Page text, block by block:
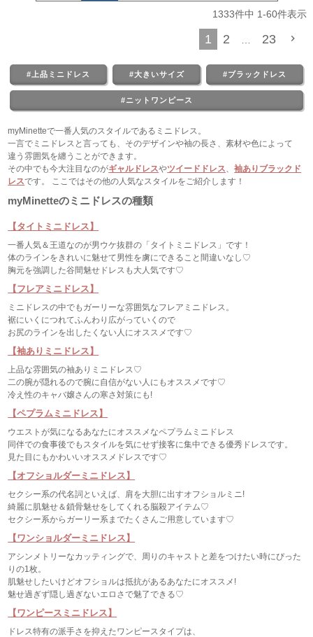
1333件中 1-60件表示
1 2 … 23
#上品ミニドレス #大きいサイズ #ブラックドレス
#ニットワンピース
myMinetteで一番人気のスタイルであるミニドレス。
一言でミニドレスと言っても、そのデザインや袖の長さ、素材や色によって
違う雰囲気を纏うことができます。
その中でも今大注目なのがギャルドレスやツイードドレス 、袖ありブラックド
レスです。 ここではその他の人気なスタイルをご紹介します！
myMinetteのミニドレスの種類
【タイトミニドレス】
一番人気＆王道なのが男ウケ抜群の「タイトミニドレス」です！
体のラインをきれいに魅せて男性を虜にできること間違いなし♡
胸元を強調した谷間魅せドレスも大人気です♡
【フレアミニドレス】
ミニドレスの中でもガーリーな雰囲気なフレアミニドレス。
裾にいくにつれてふんわり広がっていくので
お尻のラインを出したくない人にオススメです♡
【袖ありミニドレス】
上品な雰囲気の袖ありミニドレス♡
二の腕が隠れるので腕に自信がない人にもオススメです♡
冷え性のキャバ嬢さんの寒さ対策にも!
【ペプラムミニドレス】
ウエストが気になるあなたにオススメなペプラムミニドレス
同伴での食事後でもスタイルを気にせず接客に集中できる優秀ドレスです。
見た目にもかわいいオススメドレスです♡
【オフショルダーミニドレス】
セクシー系の代名詞といえば、肩を大胆に出すオフショルミニ!
綺麗に肌魅せ＆鎖骨魅せをしてくれる脳殺アイテム♡
セクシー系からガーリー系までたくさんご用意しています♡
【ワンショルダーミニドレス】
アシンメトリーなカッティングで、周りのキャストと差をつけたい時にぴった
りの1枚。
肌魅せしたいけどオフショルは抵抗があるあなたにオススメ!
魅せ過ぎず隠し過ぎないエロさで魅了できる♡
【ワンピースミニドレス】
ドレス特有の派手さを抑えたワンピースタイプは、